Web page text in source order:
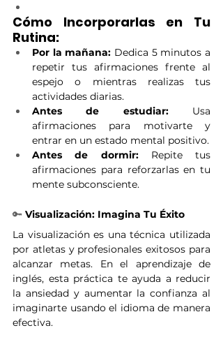
Cómo Incorporarlas en Tu
Rutina:
Por la mañana: Dedica 5 minutos a
repetir tus afirmaciones frente al
espejo o mientras realizas tus
actividades diarias.
Antes de estudiar: Usa
afirmaciones para motivarte y
entrar en un estado mental positivo.
Antes de dormir: Repite tus
afirmaciones para reforzarlas en tu
mente subconsciente.
🔑 Visualización: Imagina Tu Éxito
La visualización es una técnica utilizada
por atletas y profesionales exitosos para
alcanzar metas. En el aprendizaje de
inglés, esta práctica te ayuda a reducir
la ansiedad y aumentar la confianza al
imaginarte usando el idioma de manera
efectiva.